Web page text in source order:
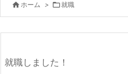
ホーム > 就職
就職しました！